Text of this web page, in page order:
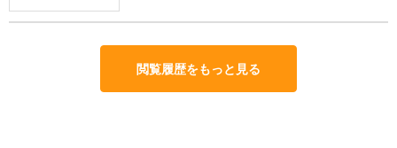
閲覧履歴をもっと見る